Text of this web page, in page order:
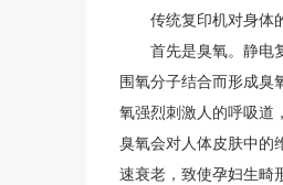
传统复印机对身体
首先是臭氧。静电复
围氧分子结合而形成臭
氧强烈刺激人的呼吸道
臭氧会对人体皮肤中的
速衰老，致使孕妇生畸